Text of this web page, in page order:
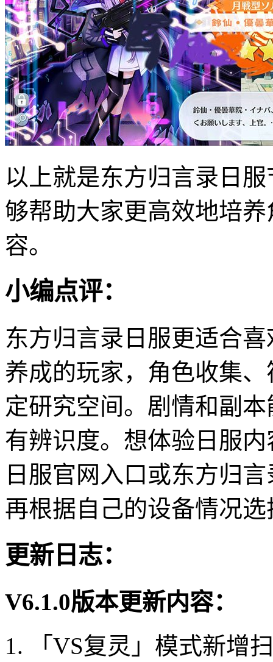
以上就是东方归言录日
够帮助大家更高效地培
容。
小编点评：
东方归言录日服更适合
养成的玩家，角色收集
定研究空间。剧情和副
有辨识度。想体验日服
日服官网入口或东方归
再根据自己的设备情况
更新日志：
V6.1.0版本更新内容：
1. 「VS复灵」模式新增